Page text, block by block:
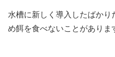
水槽に新しく導入したばか
め餌を食べないことがありま